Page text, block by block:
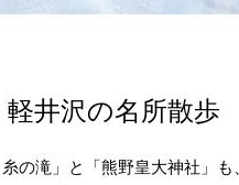
井沢の名所散歩
の滝」と「熊野皇大神社」